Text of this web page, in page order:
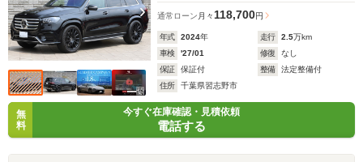
通常ローン 月々 118,700円
年式 2024年 走行 2.5万km
車検
'27/01 修復
なし
保証
保証付 整備
法定整備付
住所
千葉県習志野市
無
料
今すぐ在庫確認・見積依頼
電話する